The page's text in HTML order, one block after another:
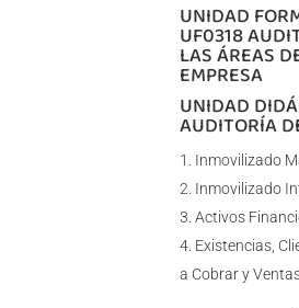
UNIDAD
UF0318
LAS ÁREAS
EMPRESA
UNIDAD
AUDITORÍA
Inmovilizado
Inmovilizado
Activos
Existencias,
a Cobrar y